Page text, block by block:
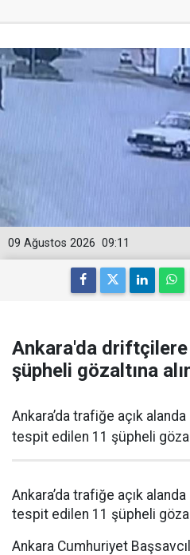
09:11
09 Ağustos 2026
Ankara'da driftçilere
şüpheli gözaltına
Ankara’da trafiğe açık
tespit edilen 11 şüpheli
Ankara’da trafiğe açık
tespit edilen 11 şüpheli
Ankara Cumhuriyet